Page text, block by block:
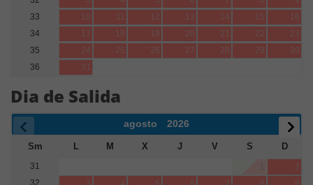
33
10 11 12 13 14 15
16
34
17 18 19 20 21 22
23
35
24 25 26 27 28 29
30
36
31
Dia de Salida
agosto 2026
Sm L M X J V S
D
31
1
2
32